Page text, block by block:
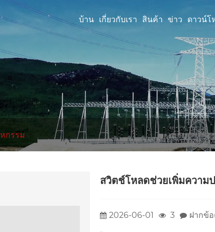
บ้าน เกี่ยวกับเรา สินค้า ข่าว ดาวน์โ
กรรม
สวิตช์โหลดช่วยเพิ่มความ
2026-06-01 3 ฝากข้